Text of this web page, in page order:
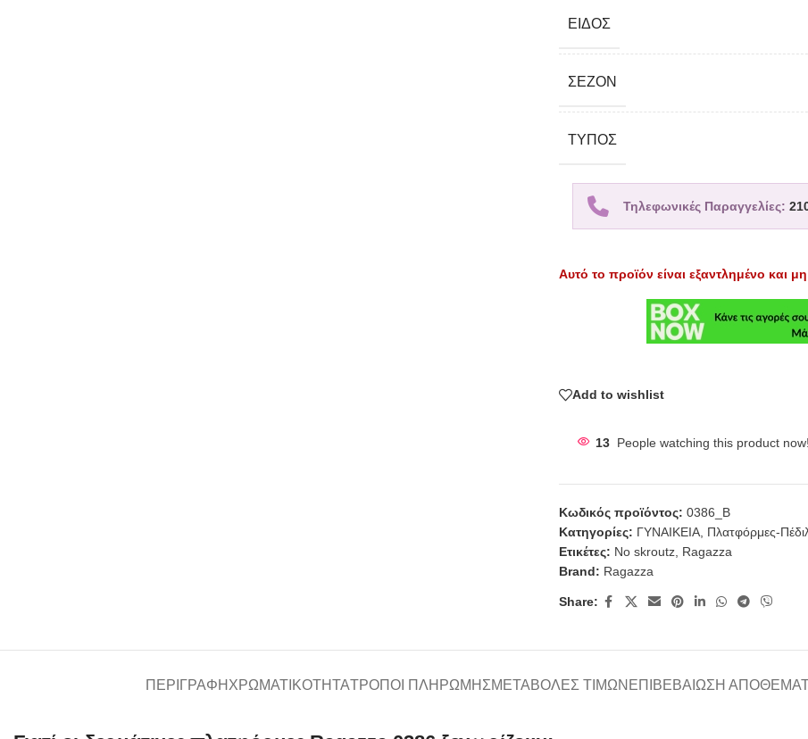
ΕΊΔΟΣ
ΣΕΖΌΝ
TΎΠΟΣ
Τηλεφωνικές Παραγγελίες:
Αυτό το προϊόν είναι εξαντλημένο και
Add to wishlist
13 People watching this product now!
Κωδικός προϊόντος: 0386_B
Κατηγορίες: ΓΥΝΑΙΚΕΙΑ, Πλατφόρμες-
Ετικέτες: No skroutz, Ragazza
Brand: Ragazza
Share:
ΠΕΡΙΓΡΑΦΉ ΧΡΩΜΑΤΙΚΌΤΗΤΑΤΡΌΠΟΙ ΠΛΗΡΩΜΉΣΜΕΤΑΒΟΛΈΣ ΤΙΜΏΝ ΕΠΙΒΕΒΑΊΩΣΗ